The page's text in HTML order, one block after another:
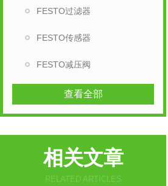
FESTO过滤器
FESTO传感器
FESTO减压阀
查看全部
相关文章
RELATED ARTICLES